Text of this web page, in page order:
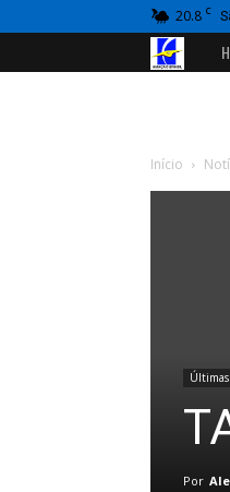
20.8 C
Início
Por